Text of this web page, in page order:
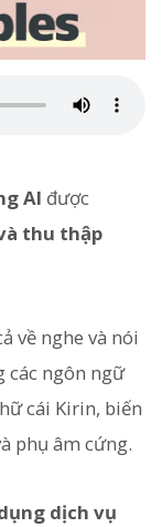
AI được
thu thập
về nghe và nói
các ngôn ngữ
cái Kirin, biến
phụ âm cứng.
dịch vụ